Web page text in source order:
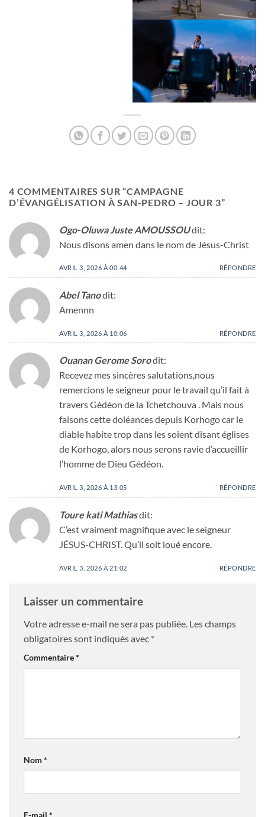
4 COMMENTAIRES SUR “CAMPAGNE
D’ÉVANGÉLISATION À SAN-PEDRO – JOUR 3”
Ogo-Oluwa Juste AMOUSSOUdit:
Nous disons amen dans le nom de Jésus-Christ
AVRIL 3, 2026 À 00:44 RÉPONDRE
Abel Tanodit:
Amennn
AVRIL 3, 2026 À 10:06 RÉPONDRE
Ouanan Gerome Sorodit:
Recevez mes sincères salutations,nous
remercions le seigneur pour le travail qu’il fait à
travers Gédéon de la Tchetchouva . Mais nous
faisons cette doléances depuis Korhogo car le
diable habite trop dans les soient disant églises
de Korhogo, alors nous serons ravie d’accueillir
l’homme de Dieu Gédéon.
AVRIL 3, 2026 À 13:05 RÉPONDRE
Toure kati Mathiasdit:
C’est vraiment magnifique avec le seigneur
JÉSUS-CHRIST. Qu’il soit loué encore.
AVRIL 3, 2026 À 21:02 RÉPONDRE
Laisser un commentaire
Votre adresse e-mail ne sera pas publiée. Les champs
obligatoires sont indiqués avec *
Commentaire*
Nom *
E-mail *